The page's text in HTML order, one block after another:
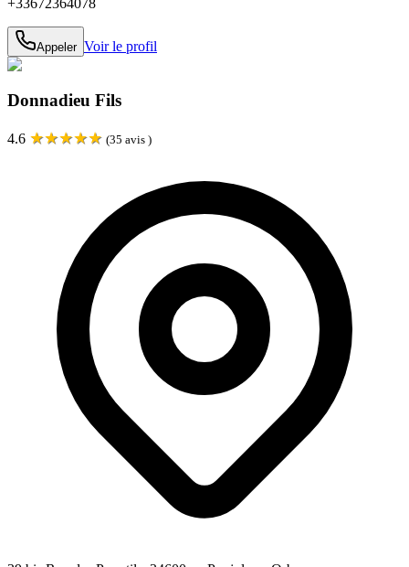
+33672364078
Appeler Voir le profil
Donnadieu Fils
4.6 ★★★★★ (35 avis )